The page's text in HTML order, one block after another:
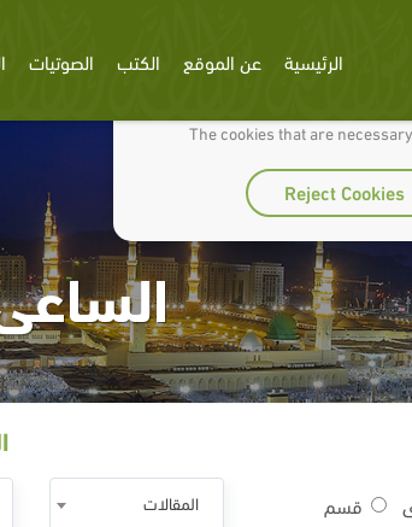
We use cookies to make our site
The cookies that are
Reject Cookies
الرئيسية عن الموقع الكتب الصوتيات
قسم المقالات